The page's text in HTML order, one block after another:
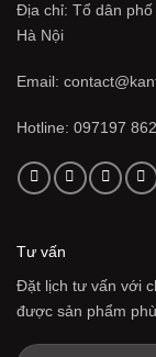
Địa chỉ: Tổ dân
Hà Nội
Email:
Hotline: 097197
Tư vấn
Đặt lịch tư vấn với
được sản phẩm